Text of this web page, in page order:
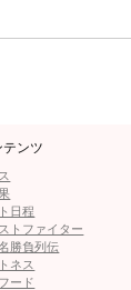
ンツ
日程
トファイター
勝負列伝
ネス
ード